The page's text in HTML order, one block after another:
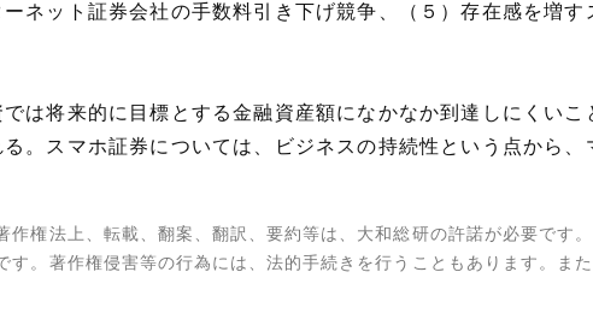
ネット証券会社の手数料引き下げ競争、（５）存在感を増す
は将来的に目標とする金融資産額になかなか到達しにくいこ
。スマホ証券については、ビジネスの持続性という点から、
権法上、転載、翻案、翻訳、要約等は、大和総研の許諾が必要です
。著作権侵害等の行為には、法的手続きを行うこともあります。ま